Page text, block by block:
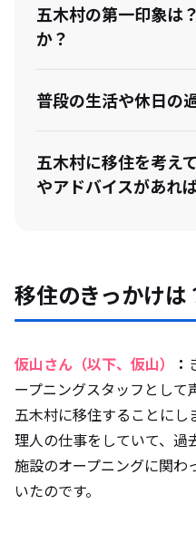
五木村の第一印象は
か？
普段の生活や休日の
五木村に移住を考え
やアドバイスがあれ
移住のきっかけは
仮山さん（以下、仮山） ：
ープニングスタッフとして
五木村に移住することに
理人の仕事をしていて、過
施設のオープニングに関わ
いたのです。